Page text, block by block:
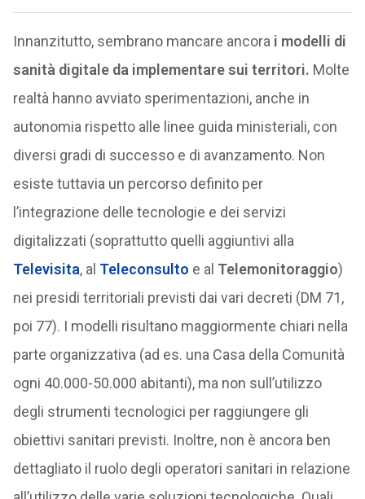
Innanzitutto, sembrano mancare ancora i modelli di
sanità digitale da implementare sui territori. Molte
realtà hanno avviato sperimentazioni, anche in
autonomia rispetto alle linee guida ministeriali, con
diversi gradi di successo e di avanzamento. Non
esiste tuttavia un percorso definito per
l’integrazione delle tecnologie e dei servizi
digitalizzati (soprattutto quelli aggiuntivi alla
Televisita, al Teleconsulto e al Telemonitoraggio)
nei presidi territoriali previsti dai vari decreti (DM 71,
poi 77). I modelli risultano maggiormente chiari nella
parte organizzativa (ad es. una Casa della Comunità
ogni 40.000-50.000 abitanti), ma non sull’utilizzo
degli strumenti tecnologici per raggiungere gli
obiettivi sanitari previsti. Inoltre, non è ancora ben
dettagliato il ruolo degli operatori sanitari in relazione